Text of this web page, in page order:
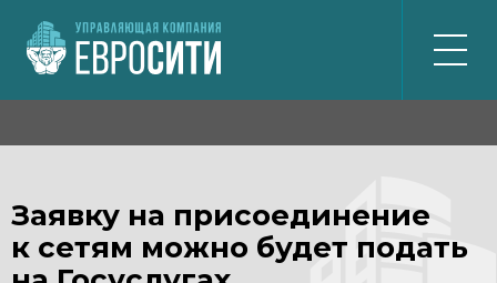
КОМПАНИЯ
КОНТАКТЫ
Заявку на присоединение
к сетям можно будет подать